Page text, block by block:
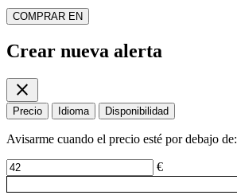
COMPRAR EN
Crear nueva alerta
close
Precio Idioma Disponibilidad
Avisarme cuando el precio esté por debajo de:
€